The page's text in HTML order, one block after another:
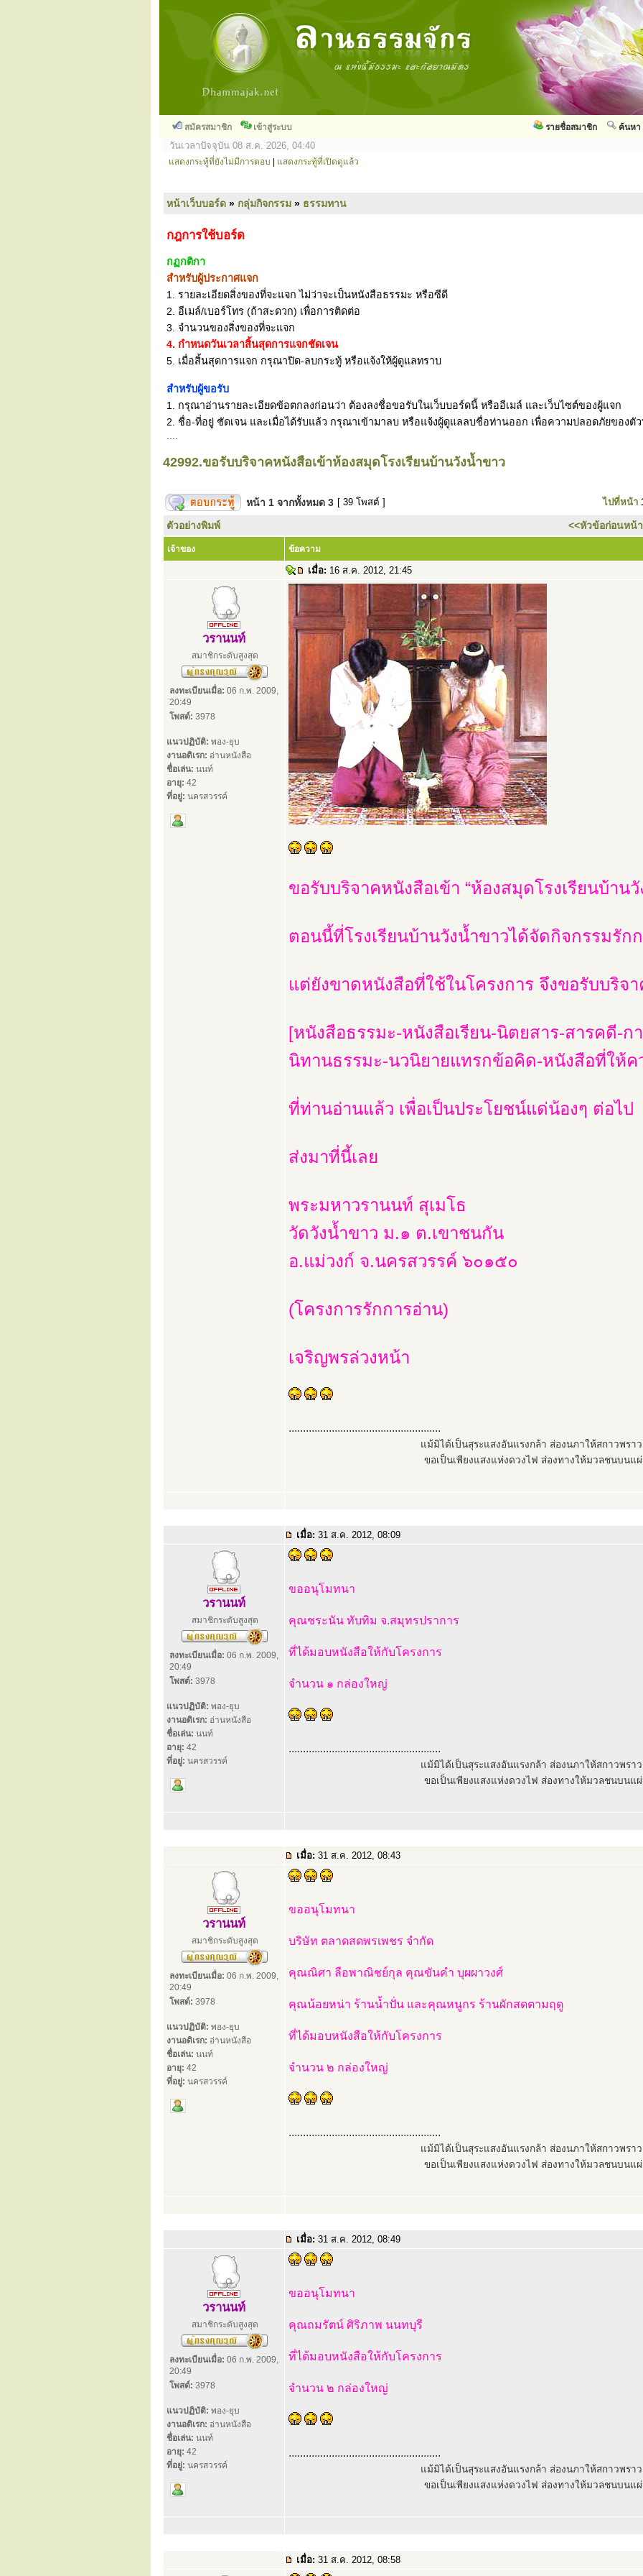
สมัครสมาชิก เข้าสู่ระบบ ค้นหา
รายชื่อสมาชิก
วันเวลาปัจจุบัน 08 ส.ค. 2026, 04:40
แสดงกระทู้ที่ยังไม่มีการตอบ แสดงกระทู้ที่เปิดดูแล้ว
หน้าเว็บบอร์ด » กลุ่มกิจกรรม » ธรรมทาน
กฎการใช้บอร์ด
กฏกติกา
สำหรับผู้ประกาศแจก
1. รายละเอียดสิ่งของที่จะแจก ไม่ว่าจะเป็นหนังสือธรรมะ หรือซีดี
2. อีเมล์/เบอร์โทร (ถ้าสะดวก) เพื่อการติดต่อ
3. จำนวนของสิ่งของที่จะแจก
4. กำหนดวันเวลาสิ้นสุดการแจกชัดเจน
5. เมื่อสิ้นสุดการแจก กรุณาปิด-ลบกระทู้ หรือแจ้งให้ผู้ดูแลทราบ
สำหรับผู้ขอรับ
1. กรุณาอ่านรายละเอียดข้อตกลงก่อนว่า ต้องลงชื่อขอรับในเว็บบอร์ดนี้ หรืออีเมล์ และเว็บไซต์ของผู้แจก
2. ชื่อ-ที่อยู่ ชัดเจน และเมื่อได้รับแล้ว กรุณาเข้ามาลบ หรือแจ้งผู้ดูแลลบชื่อท่านออก เพื่อความปลอดภัยของตัว
42992.ขอรับบริจาคหนังสือเข้าห้องสมุดโรงเรียนบ้านวังน้ำขาว
หน้า 1 จากทั้งหมด 3 [ 39 โพสต์ ] ไปที่หน้า
ตัวอย่างพิมพ์ <<หัวข้อก่อนหน้า
เจ้าของ ข้อความ
เมื่อ: 16 ส.ค. 2012, 21:45
วรานนท์
สมาชิกระดับสูงสุด
ลงทะเบียนเมื่อ: 06 ก.พ. 2009,
20:49
โพสต์: 3978
แนวปฏิบัติ: พอง-ยุบ
งานอดิเรก: อ่านหนังสือ
ชื่อเล่น: นนท์
อายุ: 42
ที่อยู่: นครสวรรค์
ขอรับบริจาคหนังสือเข้า “ห้องสมุดโรงเรียนบ้านวั
ตอนนี้ที่โรงเรียนบ้านวังน้ำขาวได้จัดกิจกรรมรัก
แต่ยังขาดหนังสือที่ใช้ในโครงการ จึงขอรับบริจ
[หนังสือธรรมะ-หนังสือเรียน-นิตยสาร-สารคดี-ก
นิทานธรรมะ-นวนิยายแทรกข้อคิด-หนังสือที่ให้ค
ที่ท่านอ่านแล้ว เพื่อเป็นประโยชน์แด่น้องๆ ต่อไป
ส่งมาที่นี้เลย
พระมหาวรานนท์ สุเมโธ
วัดวังน้ำขาว ม.๑ ต.เขาชนกัน
อ.แม่วงก์ จ.นครสวรรค์ ๖๐๑๕๐
(โครงการรักการอ่าน)
เจริญพรล่วงหน้า
.....................................................
แม้มิได้เป็นสุระแสงอันแรงกล้า ส่องนภาให้สกาวพรา
ขอเป็นเพียงแสงแห่งดวงไฟ ส่องทางให้มวลชนบนแ
เมื่อ: 31 ส.ค. 2012, 08:09
วรานนท์
สมาชิกระดับสูงสุด
ลงทะเบียนเมื่อ: 06 ก.พ. 2009,
20:49
โพสต์: 3978
แนวปฏิบัติ: พอง-ยุบ
งานอดิเรก: อ่านหนังสือ
ชื่อเล่น: นนท์
อายุ: 42
ที่อยู่: นครสวรรค์
ขออนุโมทนา
คุณชระนัน ทับทิม จ.สมุทรปราการ
ที่ได้มอบหนังสือให้กับโครงการ
จำนวน ๑ กล่องใหญ่
.....................................................
แม้มิได้เป็นสุระแสงอันแรงกล้า ส่องนภาให้สกาวพรา
ขอเป็นเพียงแสงแห่งดวงไฟ ส่องทางให้มวลชนบนแ
เมื่อ: 31 ส.ค. 2012, 08:43
วรานนท์
สมาชิกระดับสูงสุด
ลงทะเบียนเมื่อ: 06 ก.พ. 2009,
20:49
โพสต์: 3978
แนวปฏิบัติ: พอง-ยุบ
งานอดิเรก: อ่านหนังสือ
ชื่อเล่น: นนท์
อายุ: 42
ที่อยู่: นครสวรรค์
ขออนุโมทนา
บริษัท ตลาดสดพรเพชร จำกัด
คุณณิศา ลือพาณิชย์กุล คุณขันคำ บุผผาวงศ์
คุณน้อยหน่า ร้านน้ำปั่น และคุณหนูกร ร้านผักสดตามฤดู
ที่ได้มอบหนังสือให้กับโครงการ
จำนวน ๒ กล่องใหญ่
.....................................................
แม้มิได้เป็นสุระแสงอันแรงกล้า ส่องนภาให้สกาวพรา
ขอเป็นเพียงแสงแห่งดวงไฟ ส่องทางให้มวลชนบนแ
เมื่อ: 31 ส.ค. 2012, 08:49
วรานนท์
สมาชิกระดับสูงสุด
ลงทะเบียนเมื่อ: 06 ก.พ. 2009,
20:49
โพสต์: 3978
แนวปฏิบัติ: พอง-ยุบ
งานอดิเรก: อ่านหนังสือ
ชื่อเล่น: นนท์
อายุ: 42
ที่อยู่: นครสวรรค์
ขออนุโมทนา
คุณถมรัตน์ ศิริภาพ นนทบุรี
ที่ได้มอบหนังสือให้กับโครงการ
จำนวน ๒ กล่องใหญ่
.....................................................
แม้มิได้เป็นสุระแสงอันแรงกล้า ส่องนภาให้สกาวพรา
ขอเป็นเพียงแสงแห่งดวงไฟ ส่องทางให้มวลชนบนแ
เมื่อ: 31 ส.ค. 2012, 08:58